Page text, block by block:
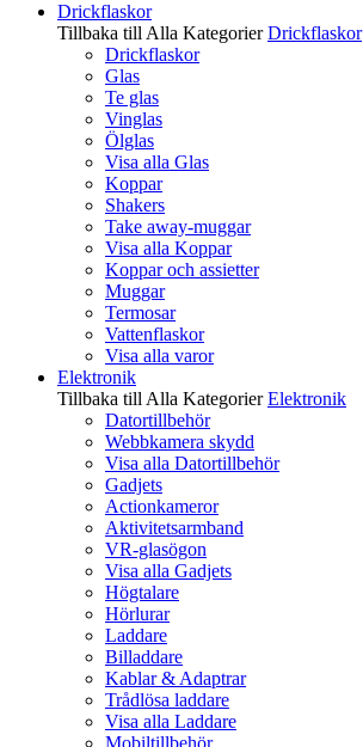
Drickflaskor
Tillbaka till Alla Kategorier Drickflaskor
Drickflaskor
Glas
Te glas
Vinglas
Ölglas
Visa alla Glas
Koppar
Shakers
Take away-muggar
Visa alla Koppar
Koppar och assietter
Muggar
Termosar
Vattenflaskor
Visa alla varor
Elektronik
Tillbaka till Alla Kategorier Elektronik
Datortillbehör
Webbkamera skydd
Visa alla Datortillbehör
Gadjets
Actionkameror
Aktivitetsarmband
VR-glasögon
Visa alla Gadjets
Högtalare
Hörlurar
Laddare
Billaddare
Kablar & Adaptrar
Trådlösa laddare
Visa alla Laddare
Mobiltillbehör